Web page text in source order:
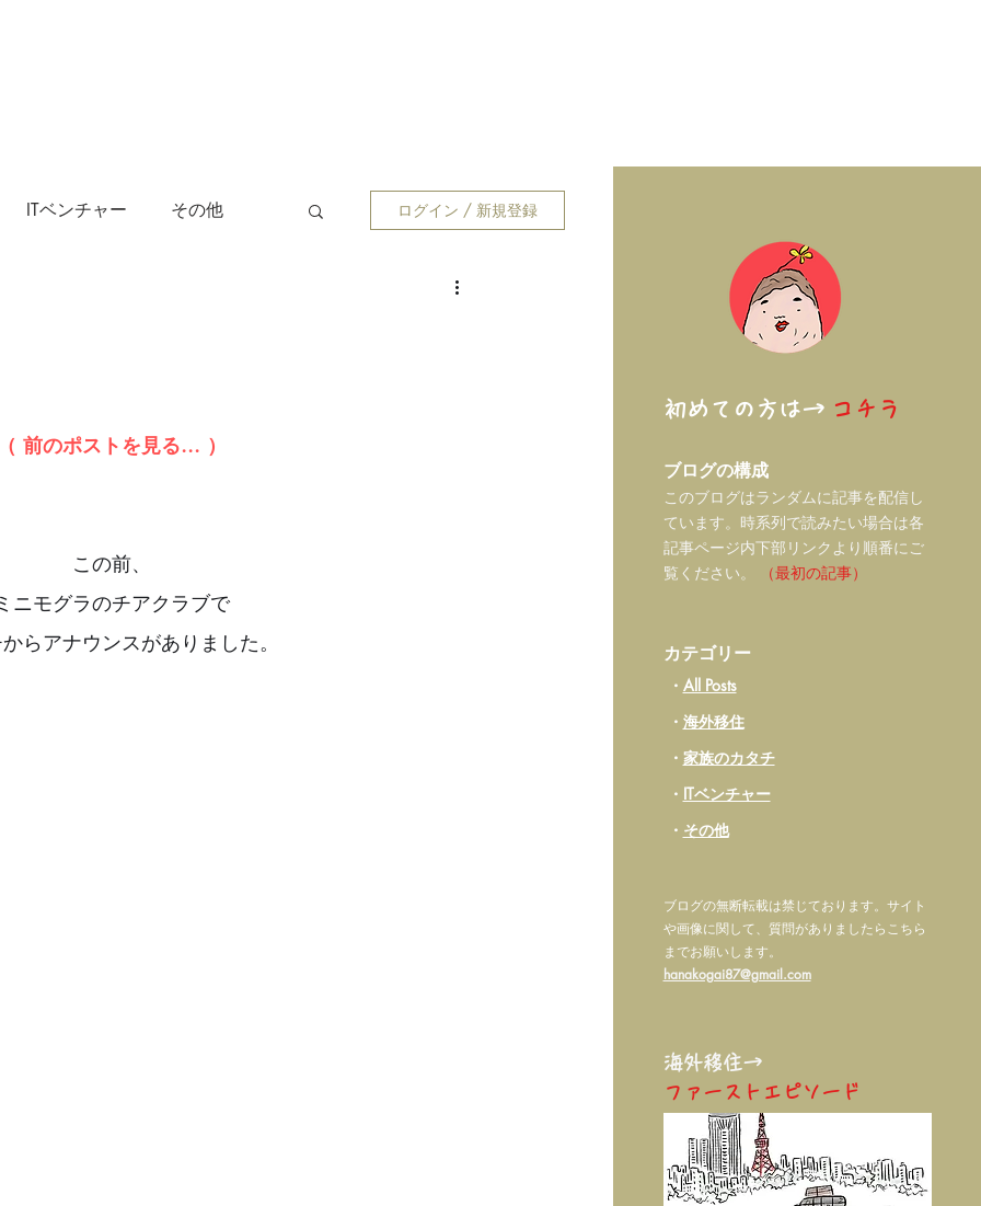
初めての方は→ コチラ
ブログの構成
このブログはランダムに記事を配信し
ています。時系列で読みたい場合は各
記事ページ内下部リンクより順番にご
覧ください。
（最初の記事）
カテゴリー
・ All Posts
・ 海外移住
・ 家族のカタチ
・ ITベンチャー
・ その他
ブログの無断転載は禁じております。 サイト
や画像に関して、質問がありましたらこちら
までお願いします。
hanakogai87@gmail.com
​海外移住→
ファーストエピソード
ITベンチャー その他 ログイン / 新規登録
前のポストを見る... ）
この前、
ニモグラのチアクラブで
らアナウンスがありました。